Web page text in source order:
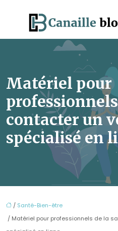
Matériel pour
contacter un
spécialisé en
/ Santé-Bien-être
/ Matériel pour professionnels de la